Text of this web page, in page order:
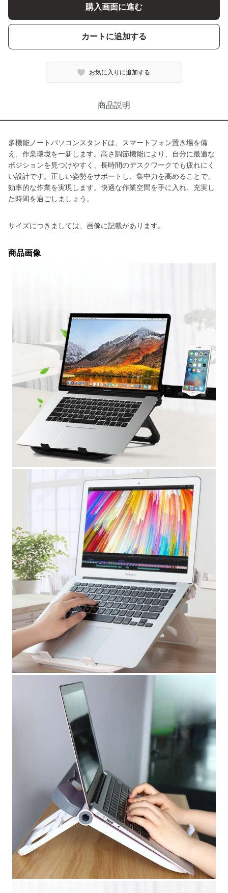
購入画面に進む
カートに追加する
お気に入りに追加する
商品説明
多機能ノートパソコンスタンドは、スマートフォン置き場を備
え、作業環境を一新します。高さ調節機能により、自分に最適な
ポジションを見つけやすく、長時間のデスクワークでも疲れにく
い設計です。正しい姿勢をサポートし、集中力を高めることで、
効率的な作業を実現します。快適な作業空間を手に入れ、充実し
た時間を過ごしましょう。
サイズにつきましては、画像に記載があります。
商品画像